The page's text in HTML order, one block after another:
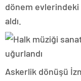
dönem evlerindeki
aldı.
Askerlik dönüşü